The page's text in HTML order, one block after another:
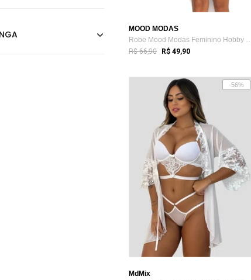
MOOD MODAS
Robe Mood Modas Feminino
R$ 66,90 R$ 49,90
-56%
MdMix